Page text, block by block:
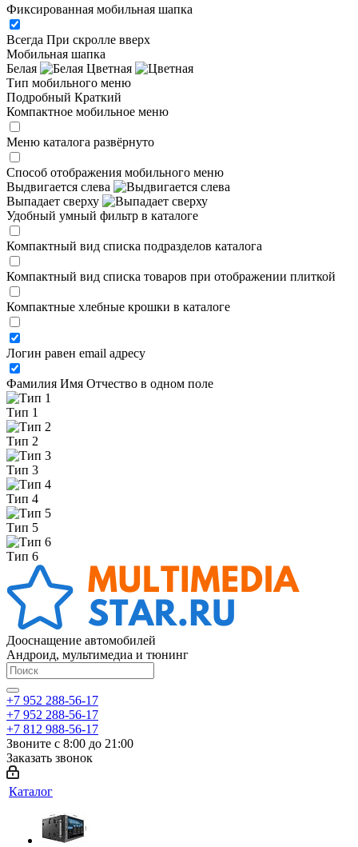
Фиксированная мобильная шапка
Всегда При скролле вверх
Мобильная шапка
Белая
Цветная
Тип мобильного меню
Подробный Краткий
Компактное мобильное меню
Меню каталога развёрнуто
Способ отображения мобильного меню
Выдвигается слева
Выпадает сверху
Удобный умный фильтр в каталоге
Компактный вид списка подразделов каталога
Компактный вид списка товаров при отображении плиткой
Компактные хлебные крошки в каталоге
Логин равен email адресу
Фамилия Имя Отчество в одном поле
Тип 1
Тип 2
Тип 3
Тип 4
Тип 5
Тип 6
Дооснащение автомобилей
Андроид, мультимедиа и тюнинг
+7 952 288-56-17
+7 952 288-56-17
+7 812 988-56-17
Звоните с 8:00 до 21:00
Заказать звонок
Каталог